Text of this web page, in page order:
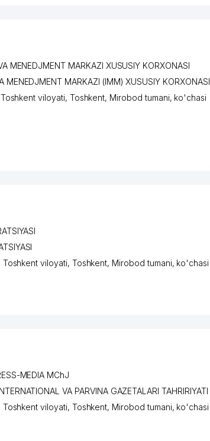
MENEDJMENT MARKAZI XUSUSIY KORXONASI
MENEDJMENT MARKAZI (IMM) XUSUSIY KORXONASI
Toshkent viloyati, Toshkent, Mirobod tumani, ko'chasi
Toshkent viloyati, Toshkent, Mirobod tumani, ko'chasi
MEDIA MChJ
VA PARVINA GAZETALARI TAHRIRIYATI
Toshkent viloyati, Toshkent, Mirobod tumani, ko'chasi